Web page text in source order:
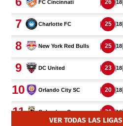
VER TODAS LAS LIGAS